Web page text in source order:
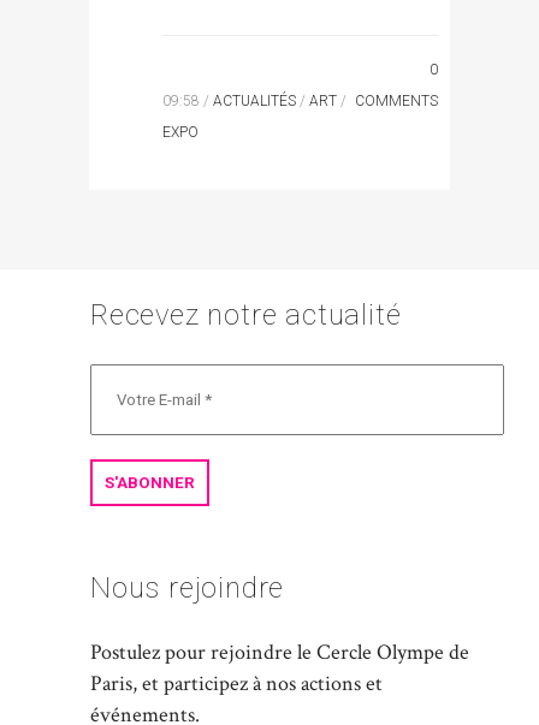
09:58 / ACTUALITÉS / ART /
EXPO
0
COMMENTS
Recevez notre actualité
Nous rejoindre
Postulez pour rejoindre le Cercle Olympe de
Paris, et participez à nos actions et
événements.